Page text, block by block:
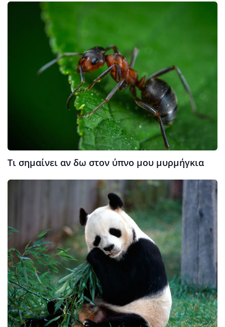
Τι σημαίνει αν δω στον ύπνο μου μυρμήγκια